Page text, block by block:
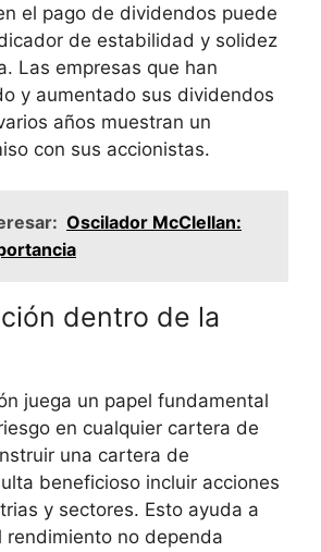
el pago ‌de dividendos puede
de estabilidad​ y solidez
Las empresas que han
y aumentado sus dividendos
años muestran un
con sus accionistas.
Oscilador McClellan:
dentro‍ de la
juega un papel ‍fundamental
en cualquier cartera de
una cartera⁤ de
beneficioso incluir ‌acciones
y sectores. Esto ⁣ayuda a
rendimiento no dependa